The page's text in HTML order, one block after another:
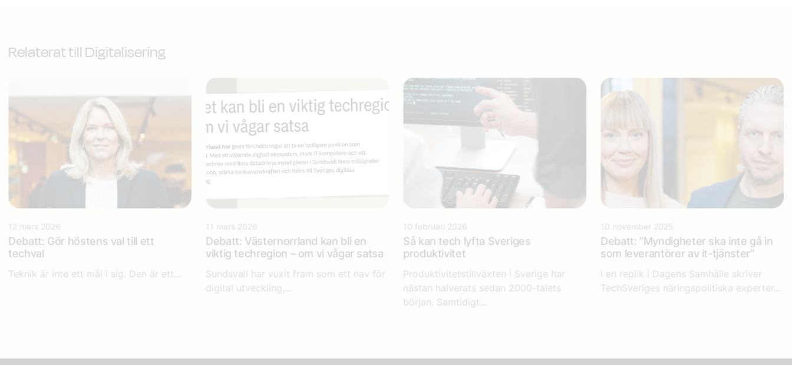
Relaterat till Digitalisering
12 mars 2026
Debatt: Gör höstens val till ett
techval
Teknik är inte ett mål i sig. Den är ett...
11 mars 2026
Debatt: Västernorrland kan bli en
viktig techregion – om vi vågar satsa
Sundsvall har vuxit fram som ett nav för
digital utveckling,...
10 februari 2026
Så kan tech lyfta Sveriges
produktivitet
Produktivitetstillväxten i Sverige har
nästan halverats sedan 2000-talets
början. Samtidigt...
10 november 2025
Debatt: ”Myndigheter ska inte gå in
som leverantörer av it-tjänster”
I en replik i Dagens Samhälle skriver
TechSveriges näringspolitiska experter...